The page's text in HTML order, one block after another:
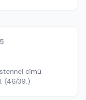
című
(46/39.)